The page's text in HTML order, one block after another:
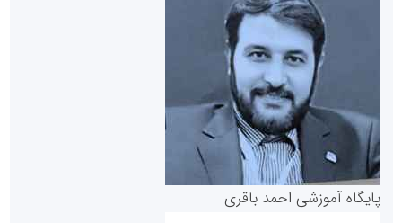
پایگاه آموزشی احمد باقری